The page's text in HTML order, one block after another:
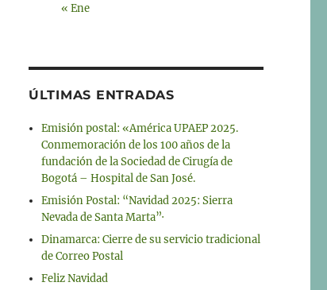
« Ene
ÚLTIMAS ENTRADAS
Emisión postal: «América UPAEP 2025.
Conmemoración de los 100 años de la
fundación de la Sociedad de Cirugía de
Bogotá – Hospital de San José.
Emisión Postal: “Navidad 2025: Sierra
Nevada de Santa Marta”·
Dinamarca: Cierre de su servicio tradicional
de Correo Postal
Feliz Navidad